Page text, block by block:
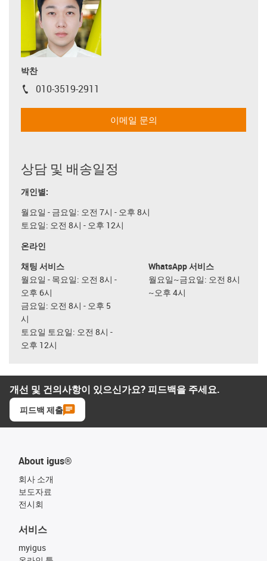
박찬
igus-icon-phone
010-3519-2911
이메일 문의
상담 및 배송일정
개인별:
월요일 - 금요일: 오전 7시 - 오후 8시
토요일: 오전 8시 - 오후 12시
온라인
채팅 서비스
월요일 - 목요일: 오전 8시 -
오후 6시
금요일: 오전 8시 - 오후 5
시
토요일 토요일: 오전 8시 -
오후 12시
WhatsApp 서비스
월요일~금요일: 오전 8시
~오후 4시
개선 및 건의사항이 있으신가요? 피드백을 주세요.
피드백 제출
About igus®
회사 소개
보도자료
전시회
서비스
myigus